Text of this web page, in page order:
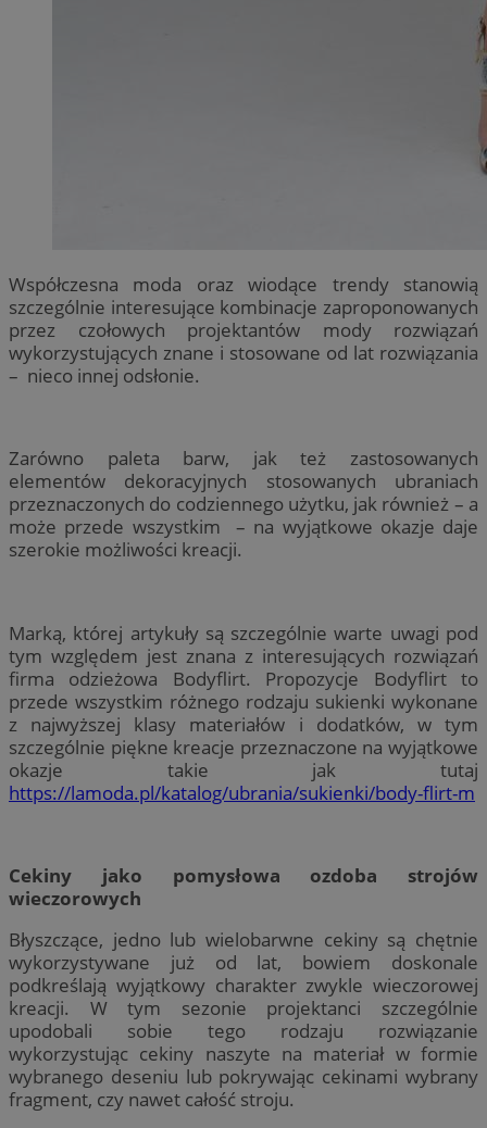
Współczesna moda oraz wiodące trendy stanowią
szczególnie interesujące kombinacje zaproponowanych
przez czołowych projektantów mody rozwiązań
wykorzystujących znane i stosowane od lat rozwiązania
– nieco innej odsłonie.
Zarówno paleta barw, jak też zastosowanych
elementów dekoracyjnych stosowanych ubraniach
przeznaczonych do codziennego użytku, jak również – a
może przede wszystkim – na wyjątkowe okazje daje
szerokie możliwości kreacji.
Marką, której artykuły są szczególnie warte uwagi pod
tym względem jest znana z interesujących rozwiązań
firma odzieżowa Bodyflirt. Propozycje Bodyflirt to
przede wszystkim różnego rodzaju sukienki wykonane
z najwyższej klasy materiałów i dodatków, w tym
szczególnie piękne kreacje przeznaczone na wyjątkowe
okazje takie jak tutaj
https://lamoda.pl/katalog/ubrania/sukienki/body-flirt-m
Cekiny jako pomysłowa ozdoba strojów
wieczorowych
Błyszczące, jedno lub wielobarwne cekiny są chętnie
wykorzystywane już od lat, bowiem doskonale
podkreślają wyjątkowy charakter zwykle wieczorowej
kreacji. W tym sezonie projektanci szczególnie
upodobali sobie tego rodzaju rozwiązanie
wykorzystując cekiny naszyte na materiał w formie
wybranego deseniu lub pokrywając cekinami wybrany
fragment, czy nawet całość stroju.